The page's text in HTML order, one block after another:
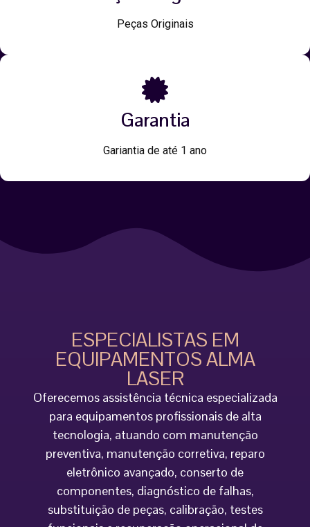
Peças Originais
Garantia
Gariantia de até 1 ano
ESPECIALISTAS EM
EQUIPAMENTOS ALMA
LASER
Oferecemos assistência técnica especializada
para equipamentos profissionais de alta
tecnologia, atuando com manutenção
preventiva, manutenção corretiva, reparo
eletrônico avançado, conserto de
componentes, diagnóstico de falhas,
substituição de peças, calibração, testes